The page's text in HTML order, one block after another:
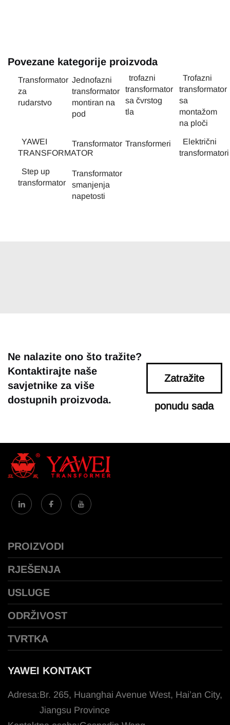
Povezane kategorije proizvoda
Transformator
za
rudarstvo
Jednofazni
transformator
montiran na
pod
trofazni
transformator
sa čvrstog
tla
Trofazni
transformator
sa
montažom
na ploči
YAWEI
TRANSFORMATOR
Transformator Transformeri
Električni
transformatori
Step up
transformator
Transformator
smanjenja
napetosti
Ne nalazite ono što tražite?
Kontaktirajte naše
savjetnike za više
dostupnih proizvoda.
Zatražite
ponudu sada
PROIZVODI
RJEŠENJA
USLUGE
ODRŽIVOST
TVRTKA
YAWEI KONTAKT
Adresa:Br. 265, Huanghai Avenue West, Hai’an City,
Jiangsu Province